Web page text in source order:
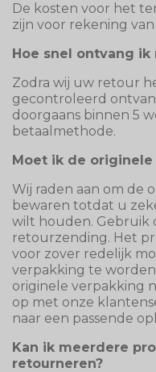
De kosten voor het
zijn voor rekening
Hoe snel ontvang
Zodra wij uw retour
gecontroleerd
doorgaans binnen 5
betaalmethode.
Moet ik de
Wij raden aan om de
bewaren totdat u
wilt houden. Gebruik
retourzending. Het
voor zover redelijk
verpakking te
originele verpakking
op met onze
naar een passende
Kan ik meerdere
retourneren?